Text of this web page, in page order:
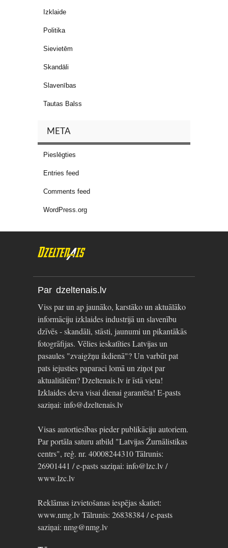
Izklaide
Politika
Sievietēm
Skandāli
Slavenības
Tautas Balss
META
Pieslēgties
Entries feed
Comments feed
WordPress.org
Par dzeltenais.lv
Viss par un ap jaunāko, karstāko un aktuālāko
informāciju izklaides industrijā un slavenību
dzīvēs - skandāli, stāsti, jaunumi un pikantākās
fotogrāfijas. Vēlies ieskatīties Latvijas un
pasaules "zvaigžņu ikdienā"? Un varbūt pat
pats iejusties paparaci lomā un ziņot par
aktualitātēm? Dzeltenais.lv ir īstā vieta!
Izklaides deva visai dienai garantēta! E-pasts
saziņai: info@dzeltenais.lv
Visas autortiesības pieder publikāciju autoriem.
Par portāla saturu atbild "Latvijas Žurnālistikas
centrs", reģ. nr. 40008244310 Tālrunis:
26901441 / e-pasts saziņai: info@lzc.lv /
www.lzc.lv
Reklāmas izvietošanas iespējas skatiet:
www.nmg.lv Tālrunis: 26838384 / e-pasts
saziņai: nmg@nmg.lv